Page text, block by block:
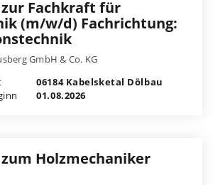
Fachkraft für
(m/w/d) Fachrichtung:
GmbH & Co. KG
06184 Kabelsketal Dölbau
01.08.2026
Holzmechaniker